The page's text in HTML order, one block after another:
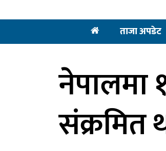
ताजा अपडेट
नेपालमा
संक्रमित